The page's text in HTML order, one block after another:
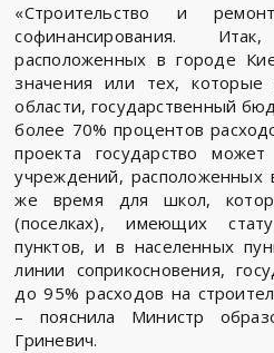
«Строительство и
софинансирования.
расположенных в городе
значения или тех, которые
области, государственный
более 70% процентов
проекта государство
учреждений,
же время для школ,
(поселках), имеющих
пунктов, и в населенных
линии соприкосновения,
до 95% расходов на
– пояснила Министр
Гриневич.